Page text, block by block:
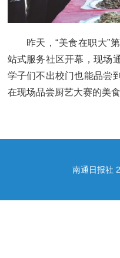
昨天，“美食在职大”
站式服务社区开幕，现场
学子们不出校门也能品尝
在现场品尝厨艺大赛的美
南通日报社